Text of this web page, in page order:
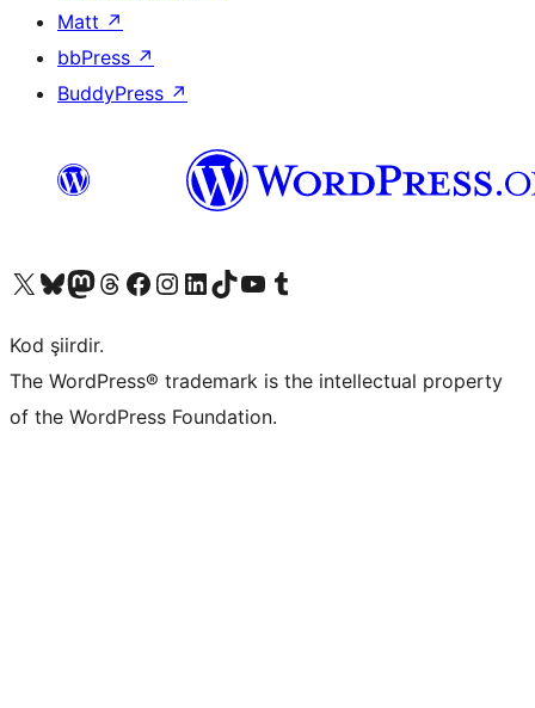
Matt ↗
bbPress ↗
BuddyPress ↗
X (eski Twitter) hesabımıza bakın
Bluesky hesabımızı ziyaret edinMastodon hesabımızı ziyaret edinThreads hesabımızı ziyaret edinFacebook sayfamızı ziyaret edinInstagram hesabımızı ziyaret edinLinkedIn hesabımızı ziyaret edinTikTok hesabımızı ziyaret edinYouTube kanalımızı ziyaret edinTumblr hesabımızı ziyaret edin
Kod şiirdir.
The WordPress® trademark is the intellectual property
of the WordPress Foundation.